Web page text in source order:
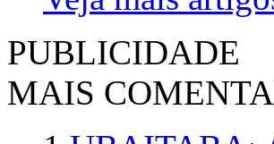
PUBLICIDADE
MAIS